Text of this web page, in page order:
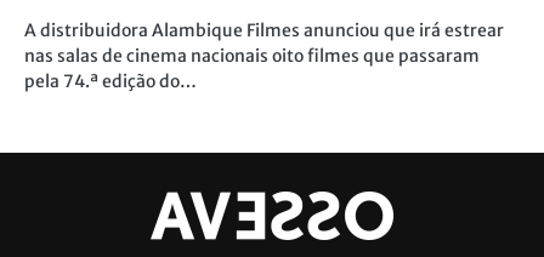
A distribuidora Alambique Filmes anunciou que irá estrear
nas salas de cinema nacionais oito filmes que passaram
pela 74.ª edição do…